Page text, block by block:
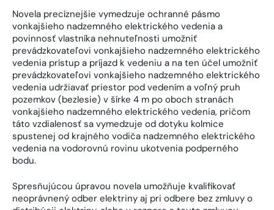
Novela precíznejšie vymedzuje ochranné pásmo
vonkajšieho nadzemného elektrického vedenia a
povinnosť vlastníka nehnuteľnosti umožniť
prevádzkovateľovi vonkajšieho nadzemného elektrického
vedenia prístup a príjazd k vedeniu a na ten účel umožniť
prevádzkovateľovi vonkajšieho nadzemného elektrického
vedenia udržiavať priestor pod vedením a voľný pruh
pozemkov (bezlesie) v šírke 4 m po oboch stranách
vonkajšieho nadzemného elektrického vedenia, pričom
táto vzdialenosť sa vymedzuje od dotyku kolmice
spustenej od krajného vodiča nadzemného elektrického
vedenia na vodorovnú rovinu ukotvenia podperného
bodu.
Spresňujúcou úpravou novela umožňuje kvalifikovať
neoprávnený odber elektriny aj pri odbere bez zmluvy o